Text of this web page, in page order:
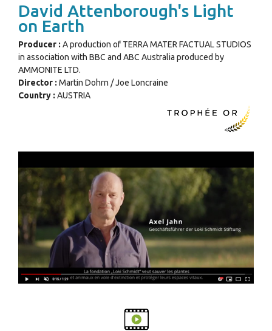
David Attenborough's Light
on Earth
Producer : A production of TERRA MATER FACTUAL STUDIOS
in association with BBC and ABC Australia produced by
AMMONITE LTD.
Director : Martin Dohrn / Joe Loncraine
Country : AUSTRIA